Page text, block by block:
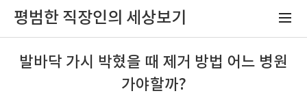
평범한 직장인의 세상보기
발바닥 가시 박혔을 때 제거 방법 어느 병원
가야할까?